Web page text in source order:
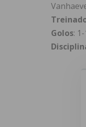
Golos: